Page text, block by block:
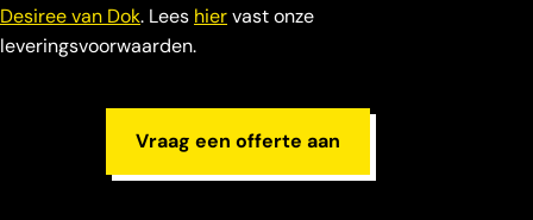
Desiree van Dok. Lees hiervast onze
leveringsvoorwaarden.
Vraag een offerte aan